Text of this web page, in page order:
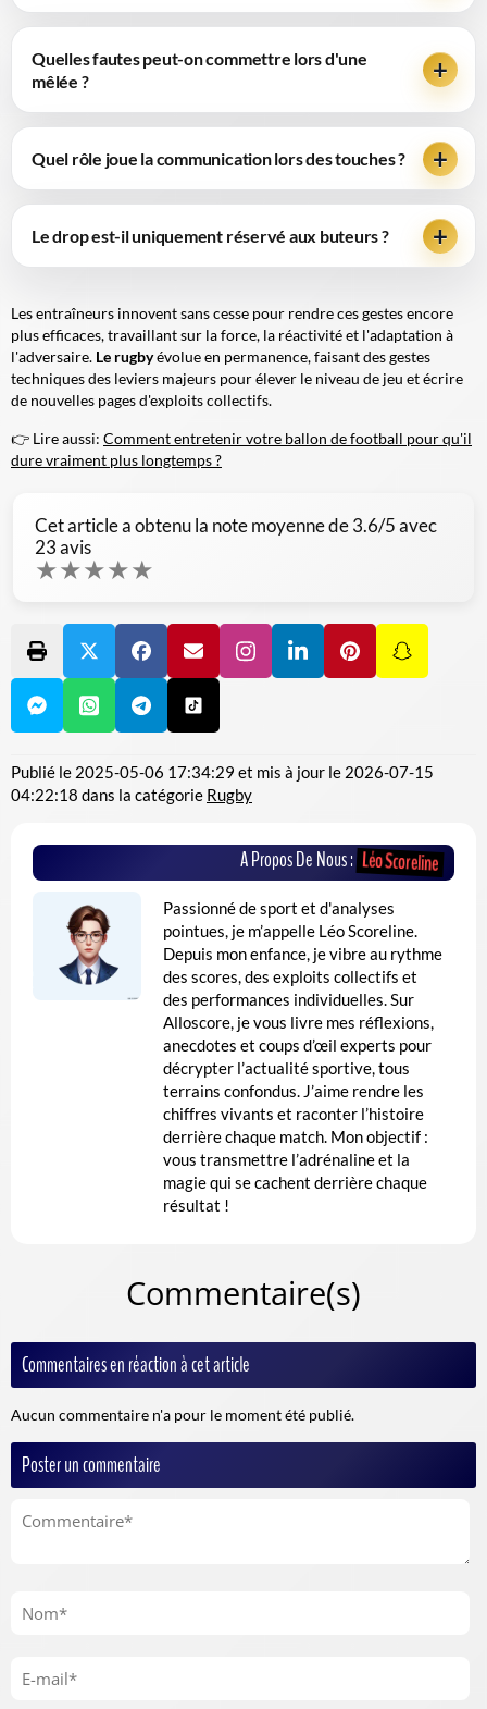
Quelles fautes peut-on commettre lors d'une
mêlée ?
Quel rôle joue la communication lors des touches ?
Le drop est-il uniquement réservé aux buteurs ?
Les entraîneurs innovent sans cesse pour rendre ces gestes encore
plus efficaces, travaillant sur la force, la réactivité et l'adaptation à
l'adversaire. Le rugbyévolue en permanence, faisant des gestes
techniques des leviers majeurs pour élever le niveau de jeu et écrire
de nouvelles pages d'exploits collectifs.
👉 Lire aussi: Comment entretenir votre ballon de football pour qu'il
dure vraiment plus longtemps ?
Cet article a obtenu la note moyenne de3.6/5 avec
23avis
★★★★★
Publié le 2025-05-06 17:34:29 et mis à jour le 2026-07-15
04:22:18 dans la catégorie Rugby
A Propos De Nous :Léo Scoreline
Passionné de sport et d'analyses
pointues, je m’appelle Léo Scoreline.
Depuis mon enfance, je vibre au rythme
des scores, des exploits collectifs et
des performances individuelles. Sur
Alloscore, je vous livre mes réflexions,
anecdotes et coups d’œil experts pour
décrypter l’actualité sportive, tous
terrains confondus. J’aime rendre les
chiffres vivants et raconter l’histoire
derrière chaque match. Mon objectif :
vous transmettre l’adrénaline et la
magie qui se cachent derrière chaque
résultat !
Commentaire(s)
Commentaires en réaction à cet article
Aucun commentaire n'a pour le moment été publié.
Poster un commentaire